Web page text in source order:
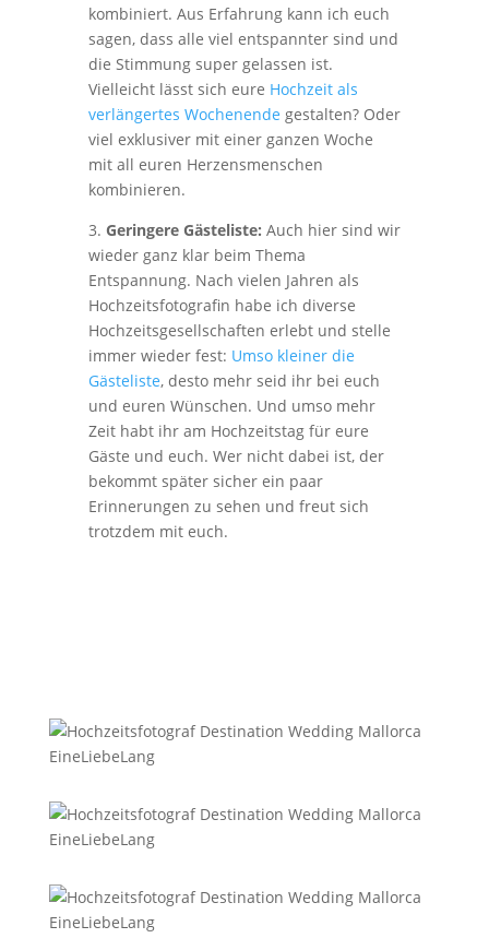
kombiniert. Aus Erfahrung kann ich euch
sagen, dass alle viel entspannter sind und
die Stimmung super gelassen ist.
Vielleicht lässt sich eure Hochzeit als
verlängertes Wochenende gestalten? Oder
viel exklusiver mit einer ganzen Woche
mit all euren Herzensmenschen
kombinieren.
3. Geringere Gästeliste: Auch hier sind wir
wieder ganz klar beim Thema
Entspannung. Nach vielen Jahren als
Hochzeitsfotografin habe ich diverse
Hochzeitsgesellschaften erlebt und stelle
immer wieder fest: Umso kleiner die
Gästeliste, desto mehr seid ihr bei euch
und euren Wünschen. Und umso mehr
Zeit habt ihr am Hochzeitstag für eure
Gäste und euch. Wer nicht dabei ist, der
bekommt später sicher ein paar
Erinnerungen zu sehen und freut sich
trotzdem mit euch.